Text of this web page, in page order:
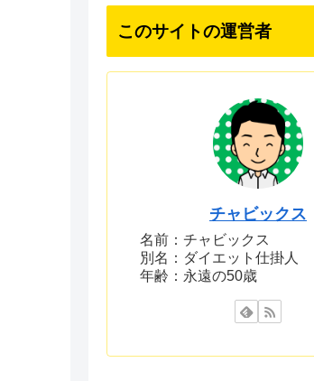
このサイトの運営者
チャビックス
名前：チャビックス
別名：ダイエット仕掛人
年齢：永遠の50歳